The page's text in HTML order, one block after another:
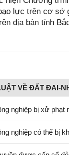
lực trên cơ sở
địa bàn tỉnh
VỀ ĐẤT ĐAI-
nghiệp bị xử phạt
nghiệp có thể bị